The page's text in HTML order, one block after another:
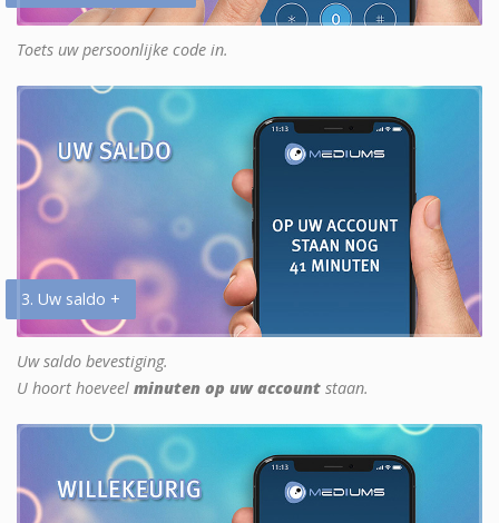
Toets uw persoonlijke code in.
3. Uw saldo +
Uw saldo bevestiging.
U hoort hoeveel minuten op uw account staan.